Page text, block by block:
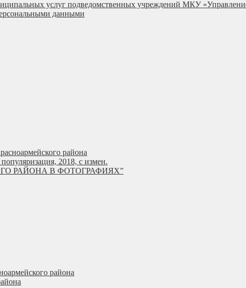
услуг подведомственных учреждений МКУ
данными
района
2018, с измен.
РАЙОНА В ФОТОГРАФИЯХ”
района